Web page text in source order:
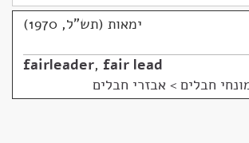
ימאות (תש"ל, 1970)
fairleader, fair lead
חבלים > אבזרי חבלים